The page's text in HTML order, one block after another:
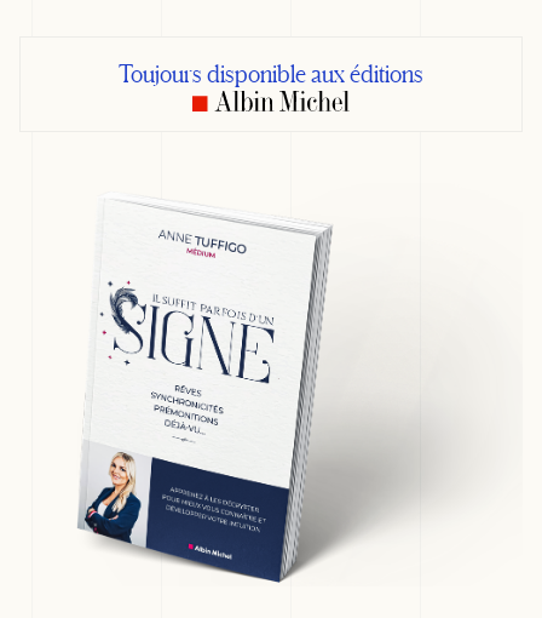
Toujours disponible aux éditions